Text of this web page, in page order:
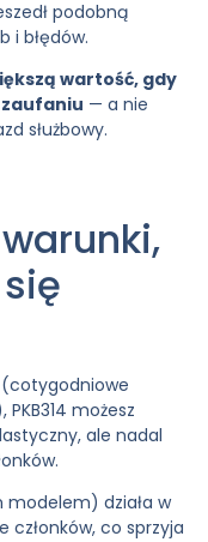
podobną
i błędów.
wartość, gdy
— a nie
służbowy.
(cotygodniowe
możesz
ale nadal
modelem) działa w
co sprzyja